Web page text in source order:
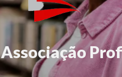
Associação